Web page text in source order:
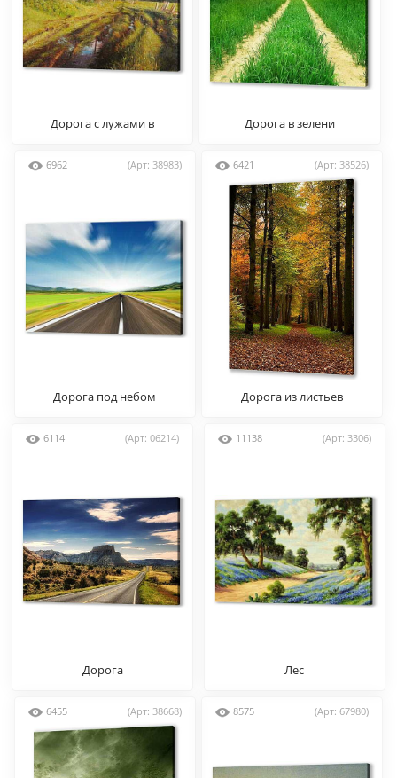
Дорога с лужами в
Дорога в зелени
6962 (Арт: 38983)
Дорога под небом
6421 (Арт: 38526)
Дорога из листьев
6114 (Арт: 06214)
Дорога
11138 (Арт: 3306)
Лес
6455 (Арт: 38668) 8575 (Арт: 67980)